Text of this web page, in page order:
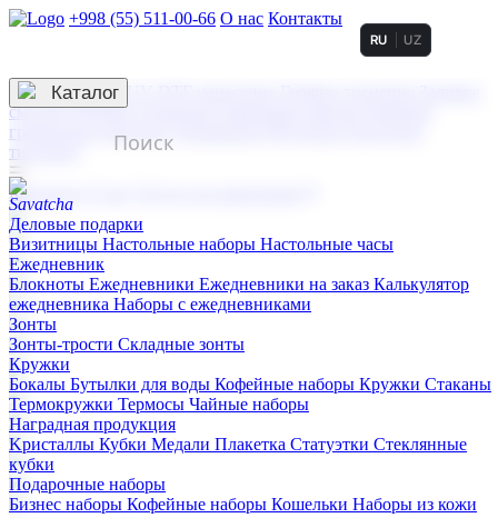
+998 (55) 511-00-66 О нас Контакты
3D гравировка
смолой (Doming)
гравировка твердая
тиснение
RU UZ
☰
Контакты
Каталог
Деловые подарки
Визитницы Настольные наборы Настольные часы
Ежедневник
Блокноты Ежедневники Ежедневники на заказ Калькулятор
ежедневника Наборы с ежедневниками
Зонты
Зонты-трости Складные зонты
Кружки
Бокалы Бутылки для воды Кофейные наборы Кружки Стаканы
Термокружки Термосы Чайные наборы
Наградная продукция
Kристаллы Кубки Медали Плакетка Статуэтки Стеклянные
кубки
Подарочные наборы
Бизнес наборы Кофейные наборы Кошельки Наборы из кожи